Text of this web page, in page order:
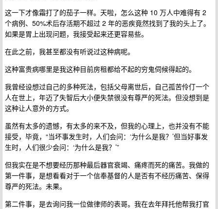
这一下才像霜打了的茄子一样。天啦，怎么这种 10 万人中难得有 2
个病例、50%术后存活期不超过 2 年的恶疾竟然找到了我的头上了。
如果是胃上出现问题，我接受起来还更容易些。
在此之前，我甚至都没有听说过这种病呢。
这种富贵病哪里是我这种目前房租都给不起的穷鬼伺候得起的。
我曾经设想过自己的多种死法，包括父母离世后，自己孤苦伶仃一个
人在世上，年迈了失智后大小便失禁很没有尊严的死法。但没想到是
这种让人意外的方式。
虽然有太多的遗憾，有太多的来不及，但我的心理上，也并没有不能
接受，毕竟，“当坏事发生时，人们会问：‘为什么是我？’但当好事发
生时，人们很少会问：‘为什么是我？’”
但我实在是不想要经历那种最后器官衰竭、痛疼而死的痛苦。我做的
第一件事，是想看看对于一个信奉基督的人是否有不经历痛苦、保得
尊严的死法。未果。
第二件事，是去询问我一位做律师的表哥。我在去年拜托他帮我打官